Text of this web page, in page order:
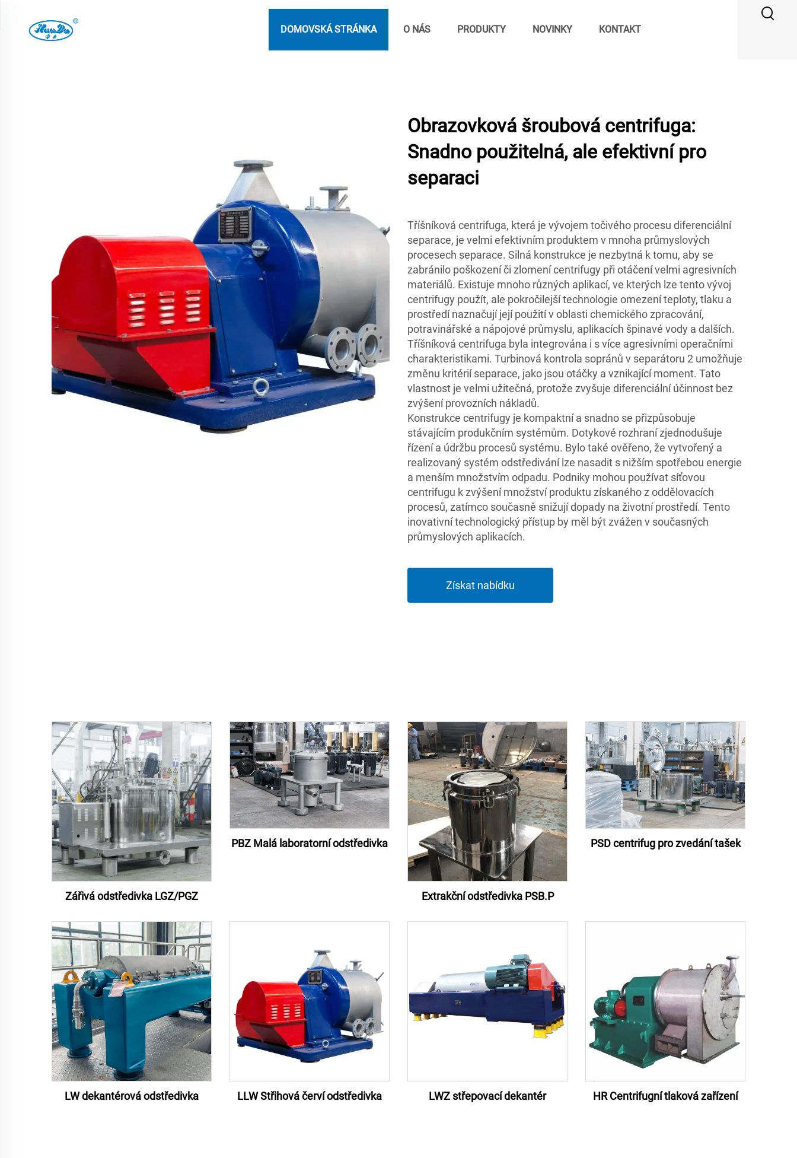
DOMOVSKÁ STRÁNKA O NÁS PRODUKTY NOVINKY KONTAKT
Obrazovková šroubová centrifuga:
Snadno použitelná, ale efektivní pro
separaci
Tříšníková centrifuga, která je vývojem točivého procesu diferenciální
separace, je velmi efektivním produktem v mnoha průmyslových
procesech separace. Silná konstrukce je nezbytná k tomu, aby se
zabránilo poškození či zlomení centrifugy při otáčení velmi agresivních
materiálů. Existuje mnoho různých aplikací, ve kterých lze tento vývoj
centrifugy použít, ale pokročilejší technologie omezení teploty, tlaku a
prostředí naznačují její použití v oblasti chemického zpracování,
potravinářské a nápojové průmyslu, aplikacích špinavé vody a dalších.
Tříšníková centrifuga byla integrována i s více agresivními operačními
charakteristikami. Turbinová kontrola sopránů v separátoru 2 umožňuje
změnu kritérií separace, jako jsou otáčky a vznikající moment. Tato
vlastnost je velmi užitečná, protože zvyšuje diferenciální účinnost bez
zvýšení provozních nákladů.
Konstrukce centrifugy je kompaktní a snadno se přizpůsobuje
stávajícím produkčním systémům. Dotykové rozhraní zjednodušuje
řízení a údržbu procesů systému. Bylo také ověřeno, že vytvořený a
realizovaný systém odstředivání lze nasadit s nižším spotřebou energie
a menším množstvím odpadu. Podniky mohou používat síťovou
centrifugu k zvýšení množství produktu získaného z oddělovacích
procesů, zatímco současně snižují dopady na životní prostředí. Tento
inovativní technologický přístup by měl být zvážen v současných
průmyslových aplikacích.
Získat nabídku
Zářivá odstředivka LGZ/PGZ
PBZ Malá laboratorní odstředivka
Extrakční odstředivka PSB.P
PSD centrifug pro zvedání tašek
LW dekantérová odstředivka LLW Střihová červí odstředivka LWZ střepovací dekantér HR Centrifugní tlaková zařízení